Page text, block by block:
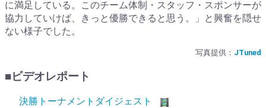
に満足している。このチーム体制・スタッフ・スポンサーが
協力していけば、きっと優勝できると思う。」と興奮を隠せ
ない様子でした。
写真提供： JTuned
■ビデオレポート
決勝トーナメントダイジェスト